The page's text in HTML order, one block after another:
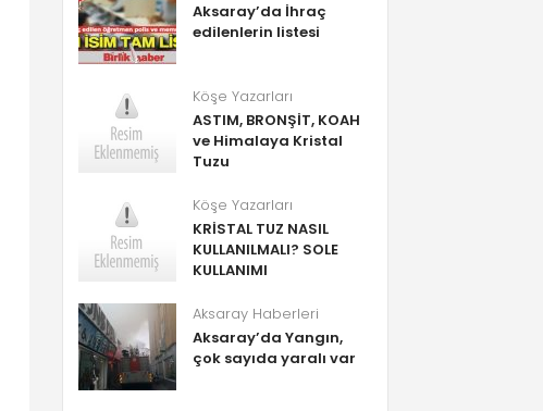
Aksaray’da İhraç
edilenlerin listesi
Köşe Yazarları
ASTIM, BRONŞİT, KOAH
ve Himalaya Kristal
Tuzu
Köşe Yazarları
KRİSTAL TUZ NASIL
KULLANILMALI? SOLE
KULLANIMI
Aksaray Haberleri
Aksaray’da Yangın,
çok sayıda yaralı var